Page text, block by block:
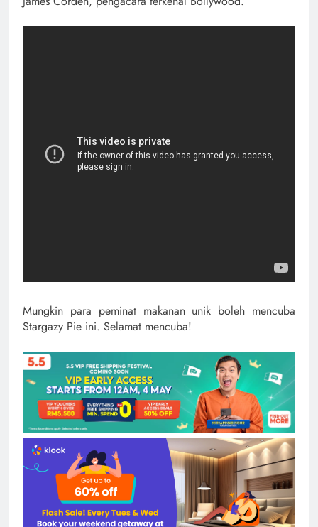
Mungkin para peminat makanan unik boleh mencuba
Stargazy Pie ini. Selamat mencuba!